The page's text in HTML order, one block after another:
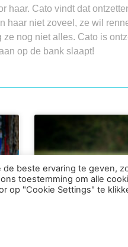
haar. Cato vindt dat
haar niet zoveel, ze wil
nog niet alles. Cato is
op de bank slaapt!
beste ervaring te geven,
toestemming om alle
op "Cookie Settings" te